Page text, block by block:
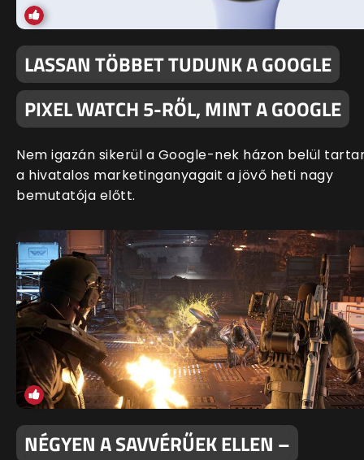
LASSAN TÖBBET TUDUNK A GOOGLE
PIXEL WATCH 5-RŐL, MINT A GOOGLE
Nem igazán sikerül a Google-nek házon belül
a hivatalos marketinganyagait a jövő heti nagy
bemutatója előtt.
NÉGYEN A SAVVÉRŰEK ELLEN –